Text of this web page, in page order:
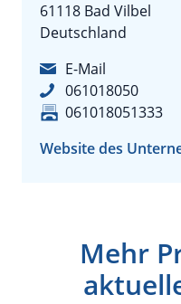
61118 Bad Vilbel
Deutschland
E-Mail
061018050
061018051333
Website des
Mehr